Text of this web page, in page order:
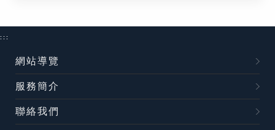
:::
網站導覽
服務簡介
聯絡我們